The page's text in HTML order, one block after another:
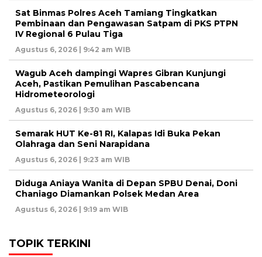
Sat Binmas Polres Aceh Tamiang Tingkatkan
Pembinaan dan Pengawasan Satpam di PKS PTPN
IV Regional 6 Pulau Tiga
Agustus 6, 2026 | 9:42 am WIB
Wagub Aceh dampingi Wapres Gibran Kunjungi
Aceh, Pastikan Pemulihan Pascabencana
Hidrometeorologi
Agustus 6, 2026 | 9:30 am WIB
Semarak HUT Ke-81 RI, Kalapas Idi Buka Pekan
Olahraga dan Seni Narapidana
Agustus 6, 2026 | 9:23 am WIB
Diduga Aniaya Wanita di Depan SPBU Denai, Doni
Chaniago Diamankan Polsek Medan Area
Agustus 6, 2026 | 9:19 am WIB
TOPIK TERKINI